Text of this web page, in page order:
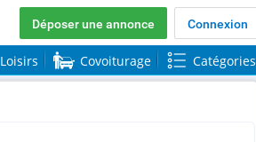
Déposer une annonce Connexion
Loisirs Covoiturage Catégories